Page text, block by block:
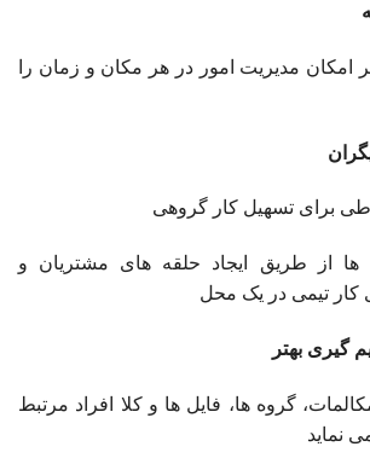
امکان مدیریت امور در هر مکان و زمان را
برای تسهیل کار گروهی
از طریق ایجاد حلقه های مشتریان و
کار تیمی در یک محل
گیری بهتر
گروه ها، فایل ها و کلا افراد مرتبط
نماید